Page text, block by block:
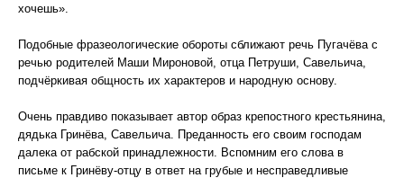
хочешь».
Подобные фразеологические обороты сближают речь Пугачёва с
речью родителей Маши Мироновой, отца Петруши, Савельича,
подчёркивая общность их характеров и народную основу.
Очень правдиво показывает автор образ крепостного крестьянина,
дядька Гринёва, Савельича. Преданность его своим господам
далека от рабской принадлежности. Вспомним его слова в
письме к Гринёву-отцу в ответ на грубые и несправедливые